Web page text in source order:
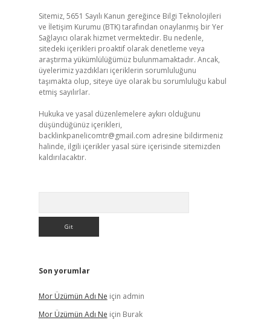
Sitemiz, 5651 Sayılı Kanun gereğince Bilgi Teknolojileri
ve İletişim Kurumu (BTK) tarafından onaylanmış bir Yer
Sağlayıcı olarak hizmet vermektedir. Bu nedenle,
sitedeki içerikleri proaktif olarak denetleme veya
araştırma yükümlülüğümüz bulunmamaktadır. Ancak,
üyelerimiz yazdıkları içeriklerin sorumluluğunu
taşımakta olup, siteye üye olarak bu sorumluluğu kabul
etmiş sayılırlar.
Hukuka ve yasal düzenlemelere aykırı olduğunu
düşündüğünüz içerikleri,
backlinkpanelicomtr@gmail.com adresine bildirmeniz
halinde, ilgili içerikler yasal süre içerisinde sitemizden
kaldırılacaktır.
Son yorumlar
Mor Üzümün Adı Ne için admin
Mor Üzümün Adı Ne için Burak